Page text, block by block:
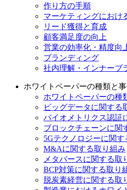
作り方の手順
マーケティングにおけ
リード獲得と育成
顧客満足度の向上
営業の効率化・精度向
ブランディング
社内理解・インナーブ
ホワイトペーパーの種類と事
ホワイトペーパーの種
ビッグデータに関する
バイオメトリクス認証
ブロックチェーンに関
5Gテクノロジーに関す
M&Aに関する取り組み
メタバースに関する取
BCP対策に関する取り
脱炭素経営に関する取